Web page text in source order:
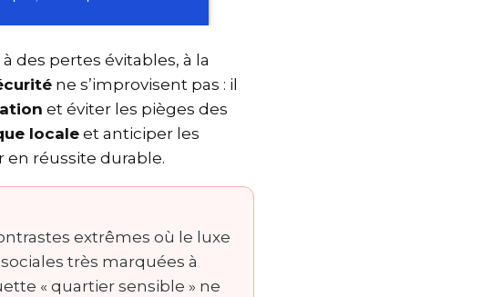
à des pertes évitables, à la
ne s’improvisent pas : il
et éviter les pièges des
localeet anticiper les
en réussite durable.
extrêmes où le luxe
très marquées à
« quartier sensible » ne